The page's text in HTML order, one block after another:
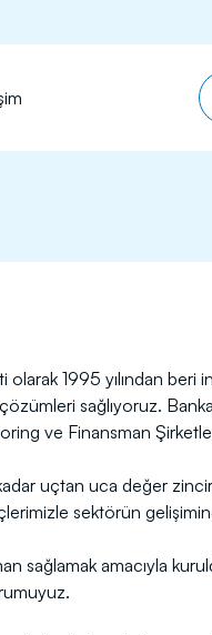
olarak 1995 yılından
sağlıyoruz.
ve Finansman
uçtan uca değer
sektörün
sağlamak amacıyla